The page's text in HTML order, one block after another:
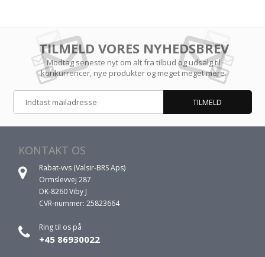
TILMELD VORES NYHEDSBREV
Modtag seneste nyt om alt fra tilbud og udsalg til
konkurrencer, nye produkter og meget meget mere.
KONTAKT OS
Rabat-vvs (Valsir-BRS Aps)
Ormslevvej 287
DK-8260 Viby J
CVR-nummer: 25823664
Ring til os på
+45 86930022